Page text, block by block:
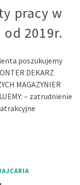
pracy w
od 2019r.
poszukujemy
DEKARZ
MAGAZYNIER
– zatrudnienie